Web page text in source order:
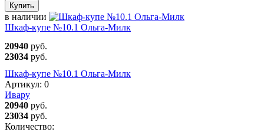
Купить
в наличии
Шкаф-купе №10.1 Ольга-Милк
20940 руб.
23034 руб.
Шкаф-купе №10.1 Ольга-Милк
Артикул: 0
Ивару
20940 руб.
23034 руб.
Количество: